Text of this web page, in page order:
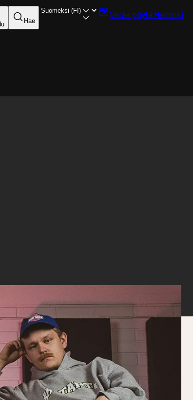
Hae
Varaa pöytä Helsinki